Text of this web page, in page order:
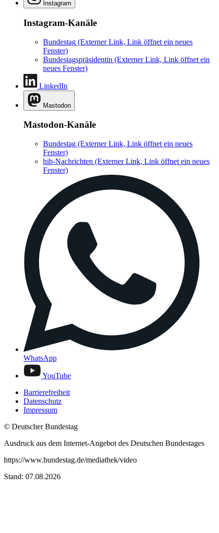
Instagram
Instagram-Kanäle
Bundestag (Externer Link, Link öffnet ein neues
Fenster)
Bundestagspräsidentin (Externer Link, Link öffnet ein
neues Fenster)
LinkedIn
Mastodon
Mastodon-Kanäle
Bundestag (Externer Link, Link öffnet ein neues
Fenster)
hib-Nachrichten (Externer Link, Link öffnet ein neues
Fenster)
WhatsApp
YouTube
Barrierefreiheit
Datenschutz
Impressum
© Deutscher Bundestag
Ausdruck aus dem Internet-Angebot des Deutschen Bundestages
https://www.bundestag.de/mediathek/video
Stand: 07.08.2026